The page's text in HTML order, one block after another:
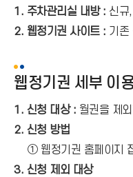
1. 주차관리실 내방 : 신규
2. 웹정기권 사이트 : 기존
웹정기권 세부 이
1. 신청 대상 : 월권을 제
2. 신청 방법
① 웹정기권 홈페이지
3. 신청 제외 대상